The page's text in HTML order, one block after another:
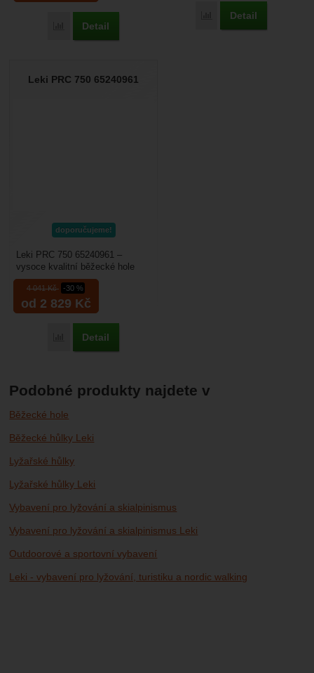
Porovnat
Detail
Porovnat
Detail
Leki PRC 750 65240961
doporučujeme!
4 041Kč -30 %
od 2 829 Kč
Porovnat
Detail
Leki PRC 750 65240961 –
vysoce kvalitní běžecké hole
určené pro sportovně
orientované lyžaře s madlem...
Podobné produkty najdete v
Běžecké hole
Běžecké hůlky Leki
Lyžařské hůlky
Lyžařské hůlky Leki
Vybavení pro lyžování a skialpinismus
Vybavení pro lyžování a skialpinismus Leki
Outdoorové a sportovní vybavení
Leki - vybavení pro lyžování, turistiku a nordic walking